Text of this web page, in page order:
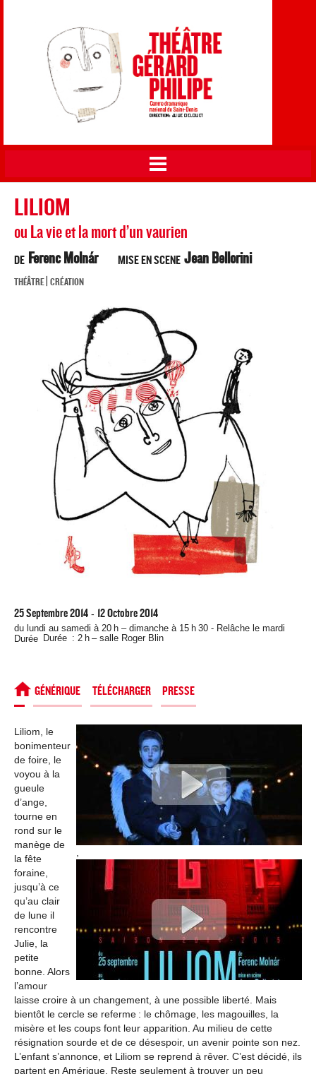
principal
Vous êtes ici
LILIOM
ou La vie et la mort d’un vaurien
DE Ferenc Molnár MISE EN SCENE Jean Bellorini
THÉÂTRE|CRÉATION
25 Septembre 2014 - 12 Octobre 2014
du lundi au samedi à 20 h – dimanche à 15 h 30 - Relâche le mardi
Durée
Durée : 2 h – salle Roger Blin
SPECTACLE GÉNÉRIQUE TÉLÉCHARGER PRESSE
Liliom, le
bonimenteur
de foire, le
voyou à la
gueule
d’ange,
tourne en
rond sur le
manège de
la fête
foraine,
jusqu’à ce
qu’au clair
de lune il
rencontre
Julie, la
petite
bonne. Alors
l’amour
laisse croire à un changement, à une possible liberté. Mais
bientôt le cercle se referme : le chômage, les magouilles, la
misère et les coups font leur apparition. Au milieu de cette
résignation sourde et de ce désespoir, un avenir pointe son nez.
L’enfant s’annonce, et Liliom se reprend à rêver. C’est décidé, ils
partent en Amérique. Reste seulement à trouver un peu